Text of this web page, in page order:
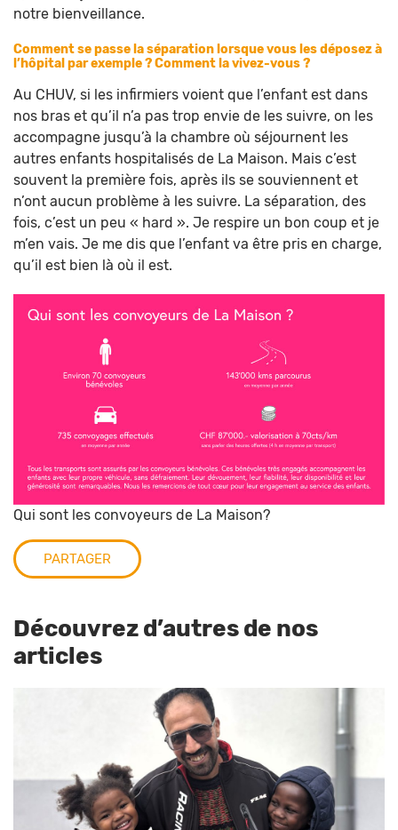
PARTAGER
notre bienveillance.
Comment se passe la séparation lorsque vous les déposez à
l’hôpital par exemple ? Comment la vivez-vous ?
Au CHUV, si les infirmiers voient que l’enfant est dans
nos bras et qu’il n’a pas trop envie de les suivre, on les
accompagne jusqu’à la chambre où séjournent les
autres enfants hospitalisés de La Maison. Mais c’est
souvent la première fois, après ils se souviennent et
n’ont aucun problème à les suivre. La séparation, des
fois, c’est un peu « hard ». Je respire un bon coup et je
m’en vais. Je me dis que l’enfant va être pris en charge,
qu’il est bien là où il est.
Qui sont les convoyeurs de La Maison?
Découvrez d’autres de nos
articles